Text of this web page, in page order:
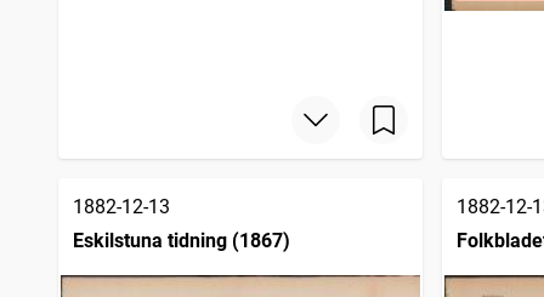
1882-12-13
Eskilstuna tidning (1867)
1882-12-